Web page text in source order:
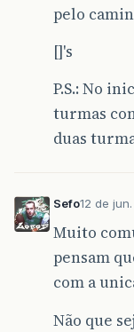
pelo
[]'s
P.S.: No
turmas
duas
Sefo12 de
Muito
pensam
com a
Não que